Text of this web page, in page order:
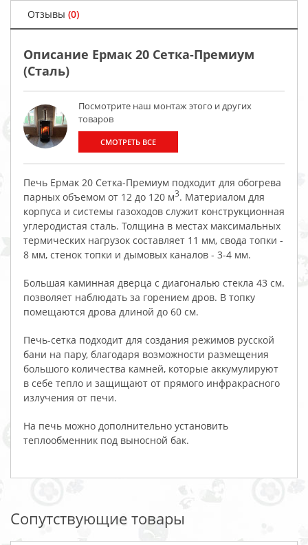
Отзывы (0)
Описание Ермак 20 Сетка-Премиум
(Сталь)
Посмотрите наш монтаж этого и других
товаров
СМОТРЕТЬ ВСЕ
Печь Ермак 20 Сетка-Премиум подходит для обогрева
парных объемом от 12 до 120 м3. Материалом для
корпуса и системы газоходов служит конструкционная
углеродистая сталь. Толщина в местах максимальных
термических нагрузок составляет 11 мм, свода топки -
8 мм, стенок топки и дымовых каналов - 3-4 мм.
Большая каминная дверца с диагональю стекла 43 см.
позволяет наблюдать за горением дров. В топку
помещаются дрова длиной до 60 см.
Печь-сетка подходит для создания режимов русской
бани на пару, благодаря возможности размещения
большого количества камней, которые аккумулируют
в себе тепло и защищают от прямого инфракрасного
излучения от печи.
На печь можно дополнительно установить
теплообменник под выносной бак.
Сопутствующие товары